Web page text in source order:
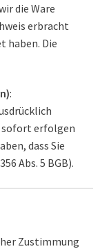
die Ware
erbracht
haben. Die
:
sofort erfolgen
dass Sie
Abs. 5 BGB).
Zustimmung